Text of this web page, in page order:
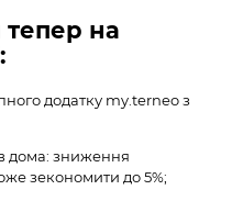
на
додатку my.terneo з
дома: зниження
зекономити до 5%;